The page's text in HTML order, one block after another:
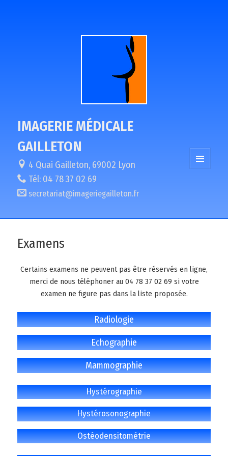
IMAGERIE MÉDICALE
GAILLETON
4 Quai Gailleton, 69002 Lyon
Tél: 04 78 37 02 69
secretariat@imageriegailleton.fr
Examens
Certains examens ne peuvent pas être réservés en ligne,
merci de nous téléphoner au 04 78 37 02 69 si votre
examen ne figure pas dans la liste proposée.
Radiologie
Echographie
Mammographie
Hystérographie
Hystérosonographie
Ostéodensitométrie